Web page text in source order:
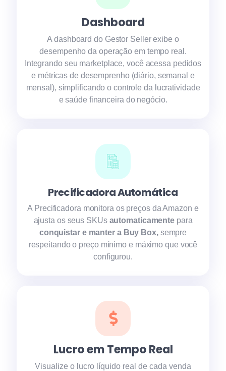
Dashboard
A dashboard do Gestor Seller exibe o
desempenho da operação em tempo real.
Integrando seu marketplace, você acessa pedidos
e métricas de desemprenho (diário, semanal e
mensal), simplificando o controle da lucratividade
e saúde financeira do negócio.
Precificadora Automática
A Precificadora monitora os preços da Amazon e
ajusta os seus SKUs automaticamente para
conquistar e manter a Buy Box,sempre
respeitando o preço mínimo e máximo que você
configurou.
Lucro em Tempo Real
Visualize o lucro líquido real de cada venda